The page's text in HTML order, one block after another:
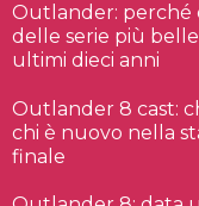
Outlander: perché
delle serie più
ultimi dieci anni
Outlander 8 cast:
chi è nuovo nella
finale